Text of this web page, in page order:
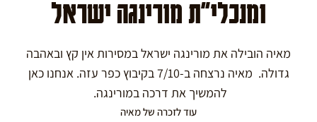
ומנכלי"ת מורינגה ישראל
מאיה הובילה את מורינגה ישראל במסירות אין קץ ובאהבה
גדולה. מאיה נרצחה ב-7/10 בקיבוץ כפר עזה. אנחנו כאן
להמשיך את דרכה במורינגה.
עוד לזכרה של מאיה